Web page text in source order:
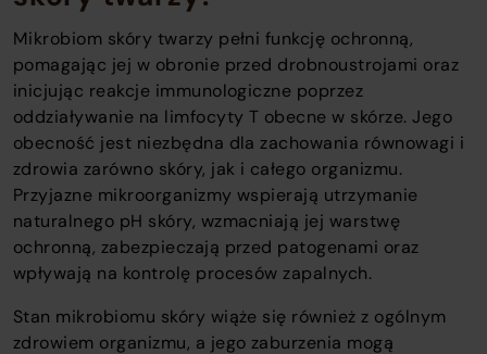
Mikrobiom skóry twarzy pełni funkcję ochronną,
pomagając jej w obronie przed drobnoustrojami oraz
inicjując reakcje immunologiczne poprzez
oddziaływanie na limfocyty T obecne w skórze. Jego
obecność jest niezbędna dla zachowania równowagi i
zdrowia zarówno skóry, jak i całego organizmu.
Przyjazne mikroorganizmy wspierają utrzymanie
naturalnego pH skóry, wzmacniają jej warstwę
ochronną, zabezpieczają przed patogenami oraz
wpływają na kontrolę procesów zapalnych.
Stan mikrobiomu skóry wiąże się również z ogólnym
zdrowiem organizmu, a jego zaburzenia mogą